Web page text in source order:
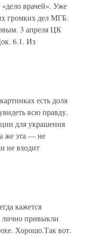
врачей». Уже
громких дел МГБ.
3 апреля ЦК
6.1. Из
есть доля
всю правду.
для украшения
же эта — не
не входит
кажется
привыкли
Хорошо.Так вот.